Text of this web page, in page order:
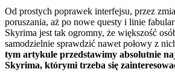
Od prostych poprawek interfejsu, przez
poruszania, aż po nowe questy i linie
Skyrima jest tak ogromny, że większość
samodzielnie sprawdzić nawet połowy z
tym artykule przedstawimy absolutnie
Skyrima, którymi trzeba się